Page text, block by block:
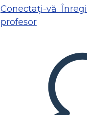
Conectați-vă
profesor